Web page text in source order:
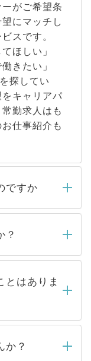
がご希望条
にマッチし
スです。
ほしい」
きたい」
探してい
キャリアパ
勤求人はも
仕事紹介も
ですか
担当者がご
ルもしくは
ご連絡をせて
待ちくださ
？
ている求人の
ご覧いただ
公開求人は
公開してい
ある医療機
とはありま
切ありませ
をいただい
か？